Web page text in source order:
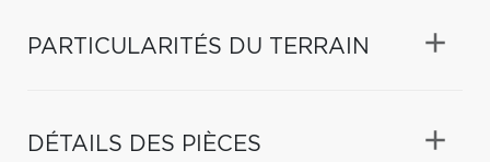
PARTICULARITÉS DU TERRAIN
DÉTAILS DES PIÈCES